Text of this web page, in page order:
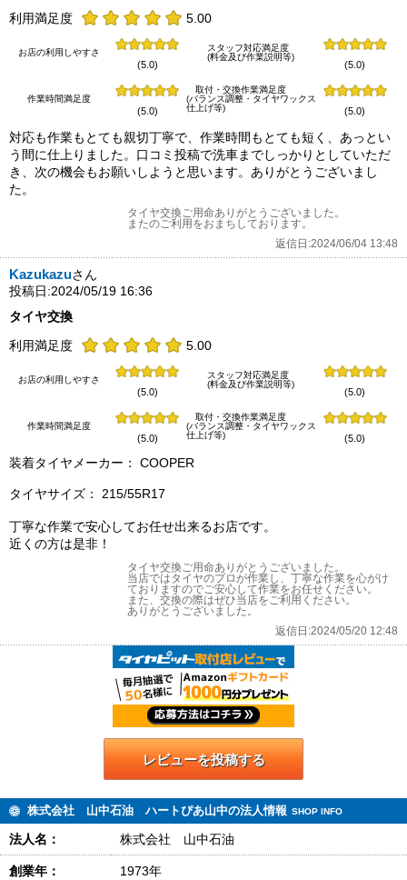
利用満足度 5.00
お店の利用しやすさ
(5.0)
スタッフ対応満足度
(料金及び作業説明等)
(5.0)
作業時間満足度
(5.0)
取付・交換作業満足度
(バランス調整・タイヤワックス
仕上げ等)
(5.0)
対応も作業もとても親切丁寧で、作業時間もとても短く、あっとい
う間に仕上りました。口コミ投稿で洗車までしっかりとしていただ
き、次の機会もお願いしようと思います。ありがとうございまし
た。
タイヤ交換ご用命ありがとうございました。
またのご利用をおまちしております。
返信日:2024/06/04 13:48
Kazukazuさん
投稿日:2024/05/19 16:36
タイヤ交換
利用満足度
5.00
お店の利用しやすさ
(5.0)
スタッフ対応満足度
(料金及び作業説明等)
(5.0)
作業時間満足度
(5.0)
取付・交換作業満足度
(バランス調整・タイヤワックス
仕上げ等)
(5.0)
装着タイヤメーカー： COOPER
タイヤサイズ： 215/55R17
丁寧な作業で安心してお任せ出来るお店です。
近くの方は是非！
タイヤ交換ご用命ありがとうございました。
当店ではタイヤのプロが作業し、丁寧な作業を心がけ
ておりますのでご安心して作業をお任せください。
また、交換の際はぜひ当店をご利用ください。
ありがとうございました。
返信日:2024/05/20 12:48
レビューを投稿する
株式会社 山中石油 ハートぴあ山中の法人情報 SHOP INFO
法人名： 株式会社 山中石油
創業年： 1973年